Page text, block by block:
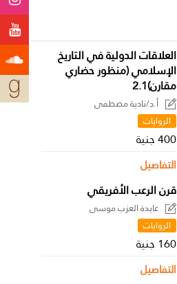
العلاقات الدولية في التاريخ
الإسلامي (منظور حضاري
مقارن)2.1
أ.د/نادية مصطفى
الروايات
400 جنية
التفاصيل
قرن الرعب الأفريقي
عايدة العزب موسى
الروايات
160 جنية
التفاصيل